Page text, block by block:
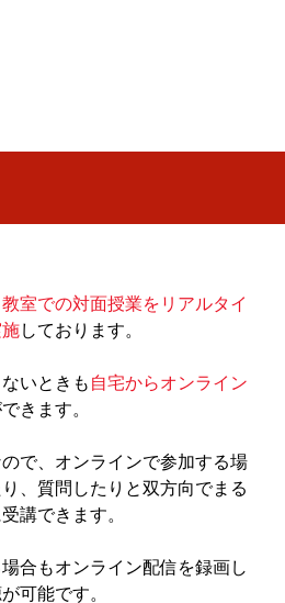
教室での対面授業をリアルタイ
しております。
いときも自宅からオンライン
きます。
で、オンラインで参加する場
、質問したりと双方向でまる
講できます。
合もオンライン配信を録画し
可能です。